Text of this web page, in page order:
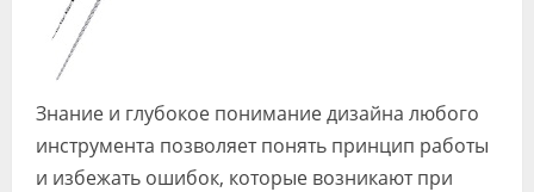
Знание и глубокое понимание дизайна любого
инструмента позволяет понять принцип работы
и избежать ошибок, которые возникают при